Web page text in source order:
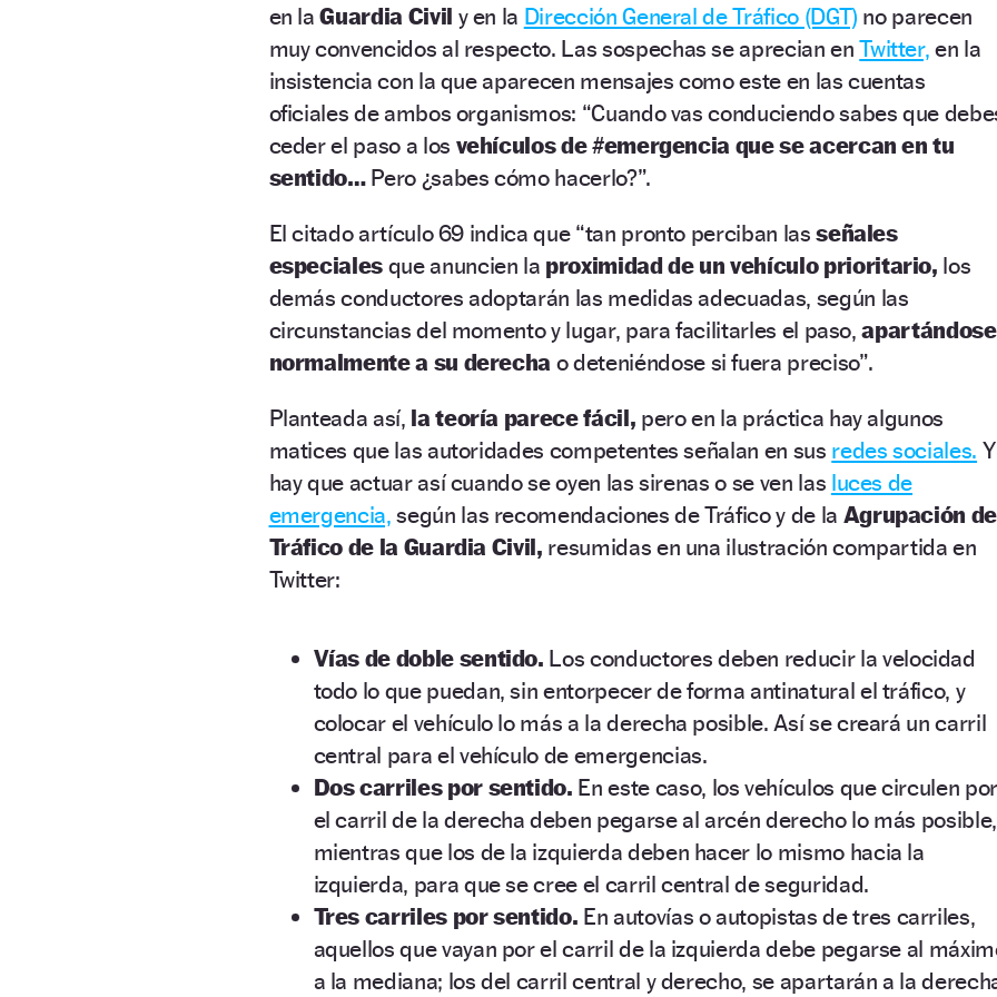
en laGuardia Civil y en la Dirección General de Tráfico (DGT) no parecen
muy convencidos al respecto. Las sospechas se aprecian enTwitter, en la
insistencia con la que aparecen mensajes como este en las cuentas
oficiales de ambos organismos: “Cuando vas conduciendo sabes que
ceder el paso a los vehículos de #emergencia que se acercan en tu
sentido…Pero ¿sabes cómo hacerlo?”.
El citado artículo 69 indica que “tan pronto perciban lasseñales
especiales que anuncien la proximidad de un vehículo prioritario, los
demás conductores adoptarán las medidas adecuadas, según las
circunstancias del momento y lugar, para facilitarles el paso,apartándose
normalmente a su derecha o deteniéndose si fuera preciso”.
Planteada así, la teoría parece fácil, pero en la práctica hay algunos
matices que las autoridades competentes señalan en sus redes sociales. Y
hay que actuar así cuando se oyen las sirenas o se ven las luces de
emergencia, según las recomendaciones de Tráfico y de la Agrupación de
Tráfico de la Guardia Civil, resumidas en una ilustración compartida en
Twitter:
Vías de doble sentido. Los conductores deben reducir la velocidad
todo lo que puedan, sin entorpecer de forma antinatural el tráfico, y
colocar el vehículo lo más a la derecha posible. Así se creará un carril
central para el vehículo de emergencias.
Dos carriles por sentido. En este caso, los vehículos que circulen por
el carril de la derecha deben pegarse al arcén derecho lo más posible,
mientras que los de la izquierda deben hacer lo mismo hacia la
izquierda, para que se cree el carril central de seguridad.
Tres carriles por sentido. En autovías o autopistas de tres carriles,
aquellos que vayan por el carril de la izquierda debe pegarse al
a la mediana; los del carril central y derecho, se apartarán a la